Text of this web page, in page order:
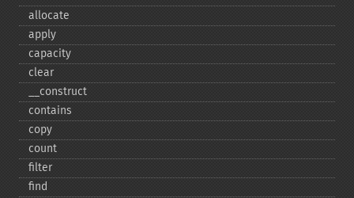
allocate
apply
capacity
clear
_​_​construct
contains
copy
count
filter
find